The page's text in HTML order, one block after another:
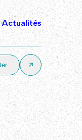
Actualités